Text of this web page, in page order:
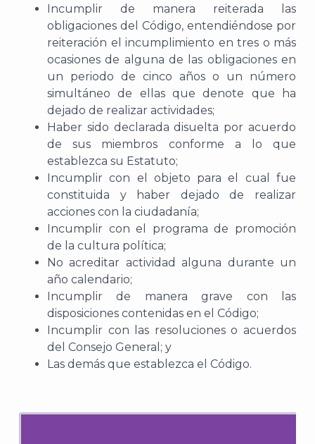
Incumplir de manera reiterada las
obligaciones del Código, entendiéndose por
reiteración el incumplimiento en tres o más
ocasiones de alguna de las obligaciones en
un periodo de cinco años o un número
simultáneo de ellas que denote que ha
dejado de realizar actividades;
Haber sido declarada disuelta por acuerdo
de sus miembros conforme a lo que
establezca su Estatuto;
Incumplir con el objeto para el cual fue
constituida y haber dejado de realizar
acciones con la ciudadanía;
Incumplir con el programa de promoción
de la cultura política;
No acreditar actividad alguna durante un
año calendario;
Incumplir de manera grave con las
disposiciones contenidas en el Código;
Incumplir con las resoluciones o acuerdos
del Consejo General; y
Las demás que establezca el Código.